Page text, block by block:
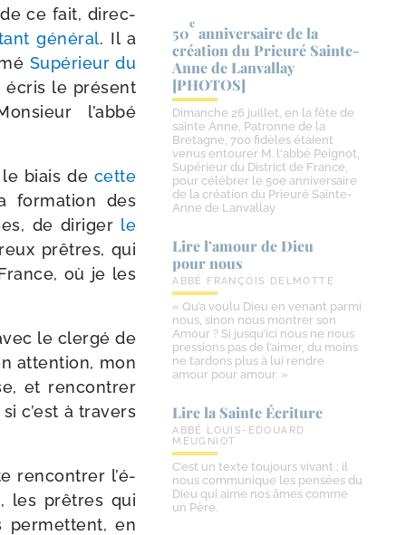
ce fait, direc­
géné­ral. Il a
Supérieur du
écris le pré­sent
l’ab­bé
biais de cette
for­ma­tion des
de diri­ger le
prêtres, qui
où je les
le cler­gé de
atten­tion, mon
et ren­con­trer
c’est à tra­vers
ren­con­trer l’é­
les prêtres qui
per­mettent, en
50
e
anniversaire de la
création du Prieuré Sainte-​
Anne de Lanvallay
[PHOTOS]
Dimanche 26 juillet, en la fête de
sainte Anne, Patronne de la
Bretagne, 700 fidèles étaient
venus entourer M. l'abbé Peignot,
Supérieur du District de France,
pour célébrer le 50e anniversaire
de la création du Prieuré Sainte-
Anne de Lanvallay
Lire l’amour de Dieu
pour nous
ABBÉ FRANÇOIS DELMOTTE
« Qu’a voulu Dieu en venant parmi
nous, sinon nous montrer son
Amour ? Si jusqu’ici nous ne nous
pressions pas de l’aimer, du moins
ne tardons plus à lui rendre
amour pour amour. »
Lire la Sainte Écriture
ABBÉ LOUIS-EDOUARD
MEUGNIOT
C’est un texte toujours vivant ; il
nous communique les pensées du
Dieu qui aime nos âmes comme
un Père.